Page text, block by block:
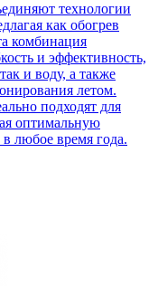
технологии
как обогрев
комбинация
и эффективность,
и воду, а также
летом.
подходят для
оптимальную
любое время года.